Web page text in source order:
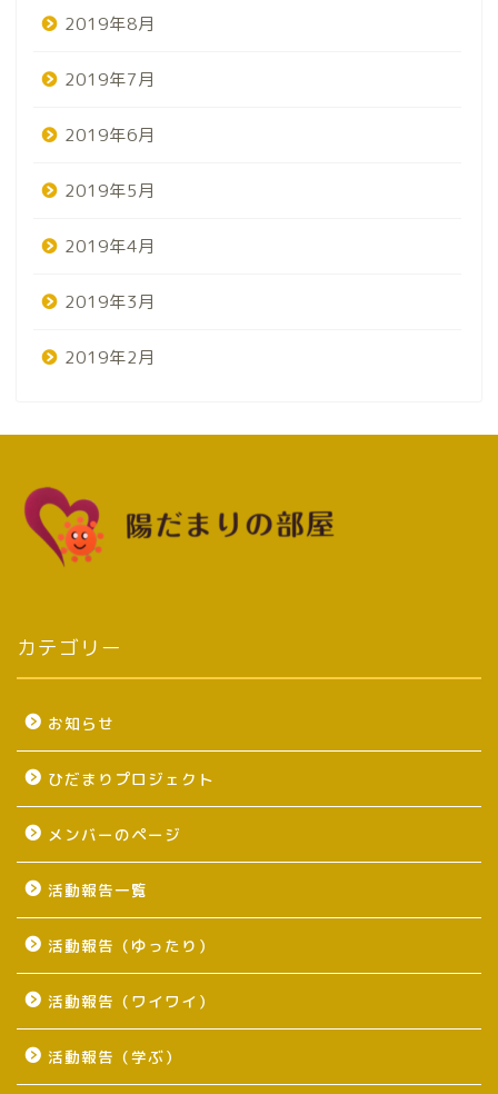
2019年8月
2019年7月
2019年6月
2019年5月
2019年4月
2019年3月
2019年2月
カテゴリー
お知らせ
ひだまりプロジェクト
メンバーのページ
活動報告一覧
活動報告（ゆったり）
活動報告（ワイワイ）
活動報告（学ぶ）